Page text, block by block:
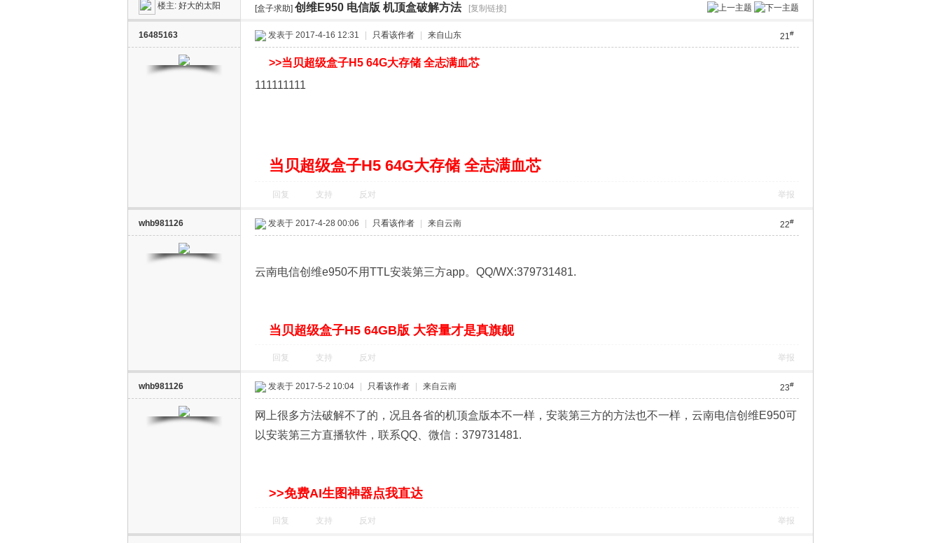
» › › ›
楼主: 好大的太阳 [盒子求助] 创维E950 电信版 机顶盒破解方法 [复制链接]
16485163 21#
发表于 2017-4-16 12:31 只看该作者 来自山东
>>当贝超级盒子H5 64G大存储 全志满血芯
111111111
当贝超级盒子H5 64G大存储 全志满血芯
回复 支持 反对 举报
whb981126 22#
发表于 2017-4-28 00:06 只看该作者 来自云南
云南电信创维e950不用TTL安装第三方app。QQ/WX:379731481.
当贝超级盒子H5 64GB版 大容量才是真旗舰
回复 支持 反对 举报
whb981126 23#
发表于 2017-5-2 10:04 只看该作者 来自云南
网上很多方法破解不了的，况且各省的机顶盒版本不一样，安装第三方的方法也不一样，云南电信创维E950可
以安装第三方直播软件，联系QQ、微信：379731481.
>>免费AI生图神器点我直达
回复 支持 反对 举报